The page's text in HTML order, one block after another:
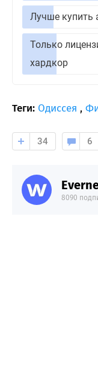
Лучше купить
Только
хардкор
Теги: Одиссея ,
34 6
8090